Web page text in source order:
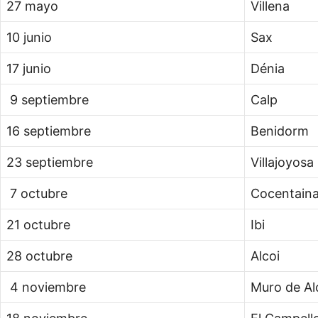
27 mayo Villena
10 junio Sax
17 junio Dénia
9 septiembre Calp
16 septiembre Benidorm
23 septiembre Villajoyosa
7 octubre Cocentaina
21 octubre Ibi
28 octubre Alcoi
4 noviembre Muro de